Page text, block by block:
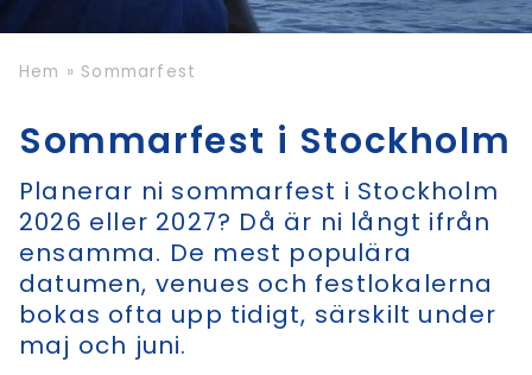
Hem » Sommarfest
Sommarfest i Stockholm
Planerar ni sommarfest i Stockholm
2026 eller 2027? Då är ni långt ifrån
ensamma. De mest populära
datumen, venues och festlokalerna
bokas ofta upp tidigt, särskilt under
maj och juni.